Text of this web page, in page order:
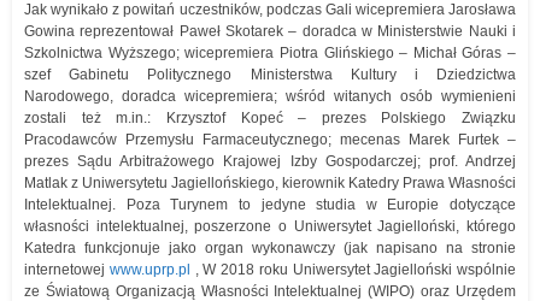
Jak wynikało z powitań uczestników, podczas Gali wicepremiera Jarosława
Gowina reprezentował Paweł Skotarek – doradca w Ministerstwie Nauki i
Szkolnictwa Wyższego; wicepremiera Piotra Glińskiego – Michał Góras –
szef Gabinetu Politycznego Ministerstwa Kultury i Dziedzictwa
Narodowego, doradca wicepremiera; wśród witanych osób wymienieni
zostali też m.in.: Krzysztof Kopeć – prezes Polskiego Związku
Pracodawców Przemysłu Farmaceutycznego; mecenas Marek Furtek –
prezes Sądu Arbitrażowego Krajowej Izby Gospodarczej; prof. Andrzej
Matlak z Uniwersytetu Jagiellońskiego, kierownik Katedry Prawa Własności
Intelektualnej. Poza Turynem to jedyne studia w Europie dotyczące
własności intelektualnej, poszerzone o Uniwersytet Jagielloński, którego
Katedra funkcjonuje jako organ wykonawczy (jak napisano na stronie
internetowej www.uprp.pl , W 2018 roku Uniwersytet Jagielloński wspólnie
ze Światową Organizacją Własności Intelektualnej (WIPO) oraz Urzędem